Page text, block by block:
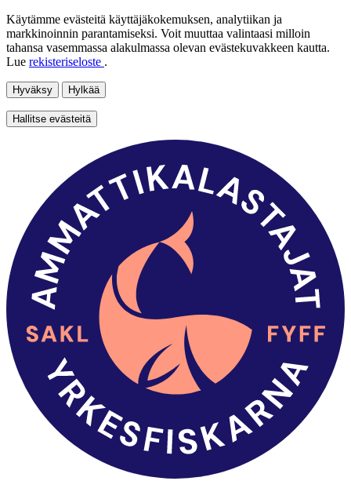
Käytämme evästeitä käyttäjäkokemuksen, analytiikan ja
markkinoinnin parantamiseksi. Voit muuttaa valintaasi milloin
tahansa vasemmassa alakulmassa olevan evästekuvakkeen kautta.
Lue rekisteriseloste .
Hyväksy Hylkää
Hallitse evästeitä